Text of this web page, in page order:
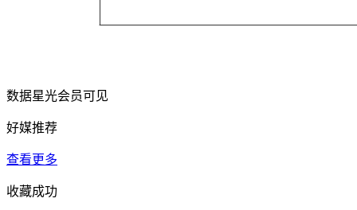
数据星光会员可见
好媒推荐
查看更多
收藏成功